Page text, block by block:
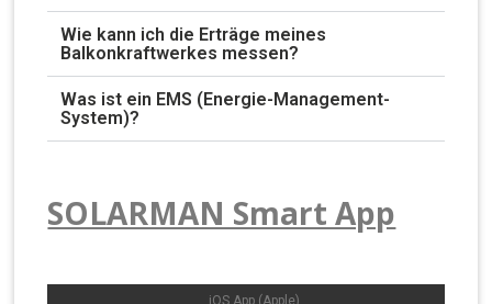
Wie kann ich die Erträge meines
Balkonkraftwerkes messen?
Was ist ein EMS (Energie-Management-
System)?
SOLARMAN Smart App
iOS App (Apple)